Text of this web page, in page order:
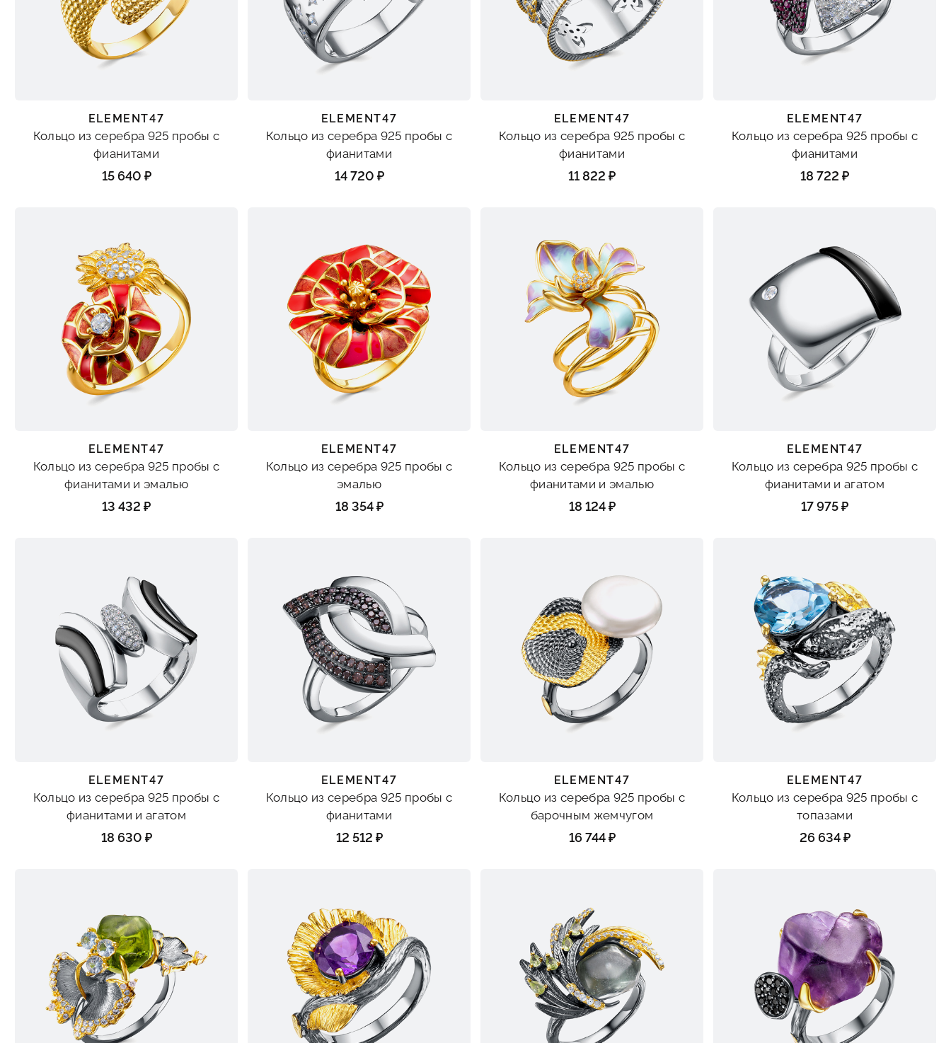
ELEMENT47
Кольцо из серебра 925 пробы с
фианитами
15 640 ₽
ELEMENT47
Кольцо из серебра 925 пробы с
фианитами
14 720 ₽
ELEMENT47
Кольцо из серебра 925 пробы с
фианитами
11 822 ₽
ELEMENT47
Кольцо из серебра 925 пробы с
фианитами
18 722 ₽
ELEMENT47
Кольцо из серебра 925 пробы с
фианитами и эмалью
13 432 ₽
ELEMENT47
Кольцо из серебра 925 пробы с
эмалью
18 354 ₽
ELEMENT47
Кольцо из серебра 925 пробы с
фианитами и эмалью
18 124 ₽
ELEMENT47
Кольцо из серебра 925 пробы с
фианитами и агатом
17 975 ₽
ELEMENT47
Кольцо из серебра 925 пробы с
фианитами и агатом
18 630 ₽
ELEMENT47
Кольцо из серебра 925 пробы с
фианитами
12 512 ₽
ELEMENT47
Кольцо из серебра 925 пробы с
барочным жемчугом
16 744 ₽
ELEMENT47
Кольцо из серебра 925 пробы с
топазами
26 634 ₽